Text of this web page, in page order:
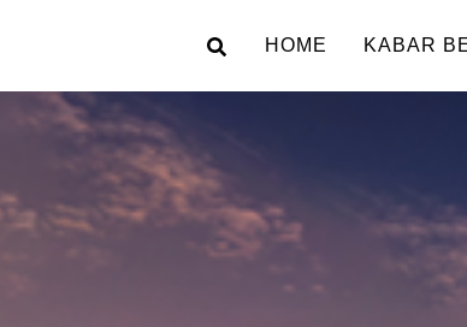
HOME KABAR